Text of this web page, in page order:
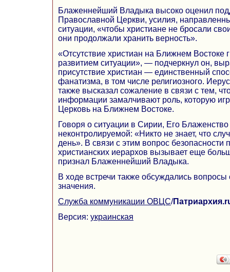
Блаженнейший Владыка высоко оценил
Православной Церкви, усилия,
ситуации, «чтобы христиане не бросали
они продолжали хранить верность».
«Отсутствие христиан на Ближнем Востоке
развитием ситуации», — подчеркнул он,
присутствие христиан — единственный
фанатизма, в том числе религиозного.
также высказал сожаление в связи с тем,
информации замалчивают роль, которую
Церковь на Ближнем Востоке.
Говоря о ситуации в Сирии, Его Блаженство
неконтролируемой: «Никто не знает, что
день». В связи с этим вопрос безопасности
христианских иерархов вызывает еще
признал Блаженнейший Владыка.
В ходе встречи также обсуждались
значения.
Служба коммуникации ОВЦС/
Версия: украинская